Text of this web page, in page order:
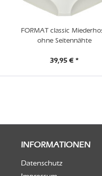
FORMAT classic
ohne Seitennähte
39,95 € *
INFORMATIONEN
Datenschutz